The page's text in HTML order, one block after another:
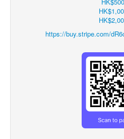
https://buy.stripe.com/